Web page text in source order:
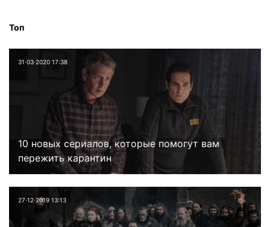
Топ
31⋅03⋅2020 17:38
10 новых сериалов, которые помогут вам
пережить карантин
27⋅12⋅2019 13:13